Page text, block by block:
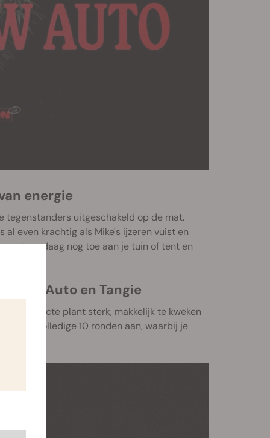
energie
tegenstanders uitgeschakeld op de mat.
al even krachtig als Mike's ijzeren vuist en
vandaag nog toe aan je tuin of tent en
Pie Auto en Tangie
compacte plant sterk, makkelijk te kweken
de volledige 10 ronden aan, waarbij je